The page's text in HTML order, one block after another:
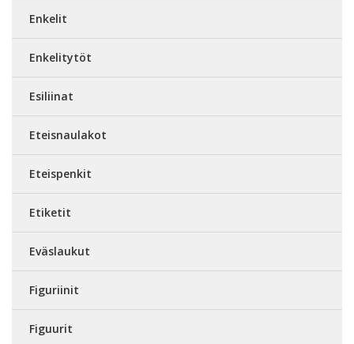
Enkelit
Enkelitytöt
Esiliinat
Eteisnaulakot
Eteispenkit
Etiketit
Eväslaukut
Figuriinit
Figuurit